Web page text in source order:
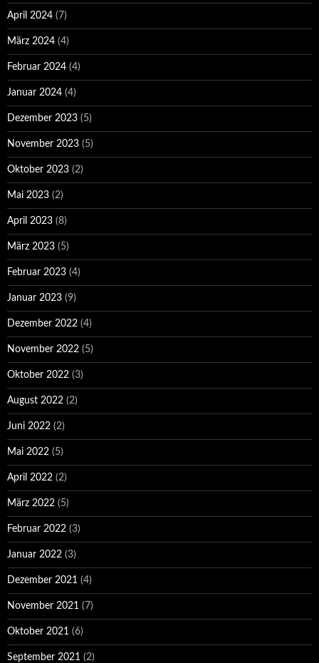
April 2024 (7)
März 2024 (4)
Februar 2024 (4)
Januar 2024 (4)
Dezember 2023 (5)
November 2023 (5)
Oktober 2023 (2)
Mai 2023 (2)
April 2023 (8)
März 2023 (5)
Februar 2023 (4)
Januar 2023 (9)
Dezember 2022 (4)
November 2022 (5)
Oktober 2022 (3)
August 2022 (2)
Juni 2022 (2)
Mai 2022 (5)
April 2022 (2)
März 2022 (5)
Februar 2022 (3)
Januar 2022 (3)
Dezember 2021 (4)
November 2021 (7)
Oktober 2021 (6)
September 2021 (2)